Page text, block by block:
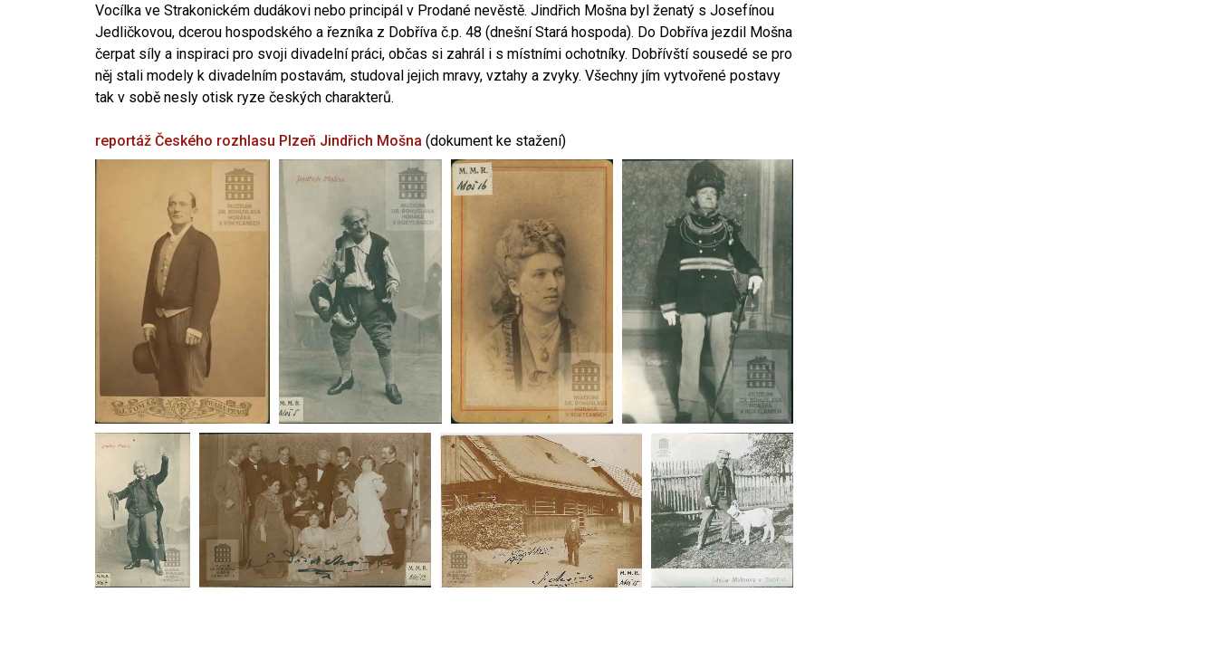
Vocílka ve Strakonickém dudákovi nebo principál v Prodané nevěstě. Jindřich Mošna byl ženatý s Josefínou
Jedličkovou, dcerou hospodského a řezníka z Dobříva č.p. 48 (dnešní Stará hospoda). Do Dobříva jezdil Mošna
čerpat síly a inspiraci pro svoji divadelní práci, občas si zahrál i s místními ochotníky. Dobřívští sousedé se pro
něj stali modely k divadelním postavám, studoval jejich mravy, vztahy a zvyky. Všechny jím vytvořené postavy
tak v sobě nesly otisk ryze českých charakterů.
reportáž Českého rozhlasu Plzeň Jindřich Mošna (dokument ke stažení)